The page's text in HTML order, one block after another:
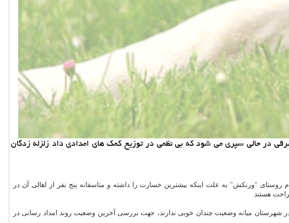
شرقی چهارمین روز از وقوع زمین لرزه ۵.۹ ریشتری آذربایجان شرقی در حالی سپری می شود كه بی نظمی در توزیع كمك های امدادی داد زلزله زدگان
سراب را تحت تأثیر قرار داده، اما نام روستای "ورنكش" به علت اینكه بیشترین خسارت را داشته و متاسفانه پنج نفر از اهالی آن در
هستند.
شهرستان میانه وضعیت چندان خوبی ندارند، جهت بررسی آخرین وضعیت روند امداد رسانی در